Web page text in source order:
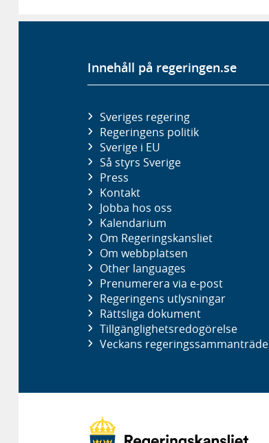
Innehåll på regeringen.se
Sveriges regering
Regeringens politik
Sverige i EU
Så styrs Sverige
Press
Kontakt
Jobba hos oss
Kalendarium
Om Regeringskansliet
Om webbplatsen
Other languages
Prenumerera via e-post
Regeringens utlysningar
Rättsliga dokument
Tillgänglighetsredogörelse
Veckans regeringssammanträde